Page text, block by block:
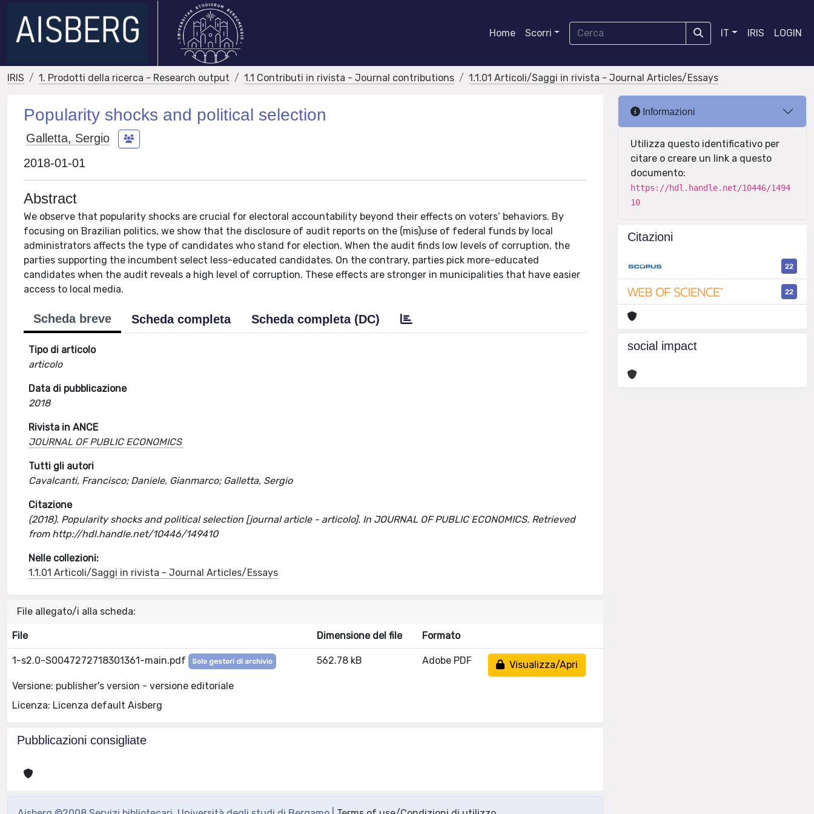
Home Scorri IT IRIS LOGIN
IRIS 1. Prodotti della ricerca - Research output 1.1 Contributi in rivista - Journal contributions 1.1.01 Articoli/Saggi in rivista - Journal Articles/Essays
Popularity shocks and political selection
Galletta, Sergio
2018-01-01
Abstract
We observe that popularity shocks are crucial for electoral accountability beyond their effects on voters’ behaviors. By
focusing on Brazilian politics, we show that the disclosure of audit reports on the (mis)use of federal funds by local
administrators affects the type of candidates who stand for election. When the audit finds low levels of corruption, the
parties supporting the incumbent select less-educated candidates. On the contrary, parties pick more-educated
candidates when the audit reveals a high level of corruption. These effects are stronger in municipalities that have easier
access to local media.
Scheda breve Scheda completa Scheda completa (DC)
Tipo di articolo
articolo
Data di pubblicazione
2018
Rivista in ANCE
JOURNAL OF PUBLIC ECONOMICS
Tutti gli autori
Cavalcanti, Francisco; Daniele, Gianmarco; Galletta, Sergio
Citazione
(2018). Popularity shocks and political selection [journal article - articolo]. In JOURNAL OF PUBLIC ECONOMICS. Retrieved
from http://hdl.handle.net/10446/149410
Nelle collezioni:
1.1.01 Articoli/Saggi in rivista - Journal Articles/Essays
File allegato/i alla scheda:
File Dimensione del file Formato
1-s2.0-S0047272718301361-main.pdf Solo gestori di archivio
Versione: publisher's version - versione editoriale
Licenza: Licenza default Aisberg
562.78 kB Adobe PDF Visualizza/Apri
Pubblicazioni consigliate
Informazioni
Utilizza questo identificativo per
citare o creare un link a questo
documento:
https://hdl.handle.net/10446/1494
10
Citazioni
22
22
social impact